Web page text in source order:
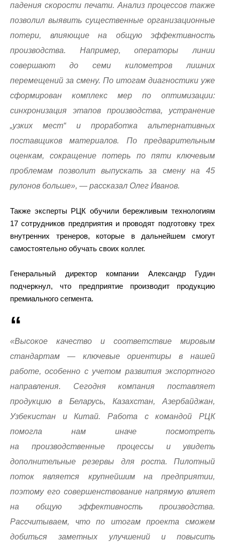
падения скорости печати. Анализ процессов также
позволил выявить существенные организационные
потери, влияющие на общую эффективность
производства. Например, операторы линии
совершают до семи километров лишних
перемещений за смену. По итогам диагностики уже
сформирован комплекс мер по оптимизации:
синхронизация этапов производства, устранение
„узких мест“ и проработка альтернативных
поставщиков материалов. По предварительным
оценкам, сокращение потерь по пяти ключевым
проблемам позволит выпускать за смену на 45
рулонов больше», — рассказал Олег Иванов.
Также эксперты РЦК обучили бережливым технологиям
17 сотрудников предприятия и проводят подготовку трех
внутренних тренеров, которые в дальнейшем смогут
самостоятельно обучать своих коллег.
Генеральный директор компании Александр Гудин
подчеркнул, что предприятие производит продукцию
премиального сегмента.
«Высокое качество и соответствие мировым
стандартам — ключевые ориентиры в нашей
работе, особенно с учетом развития экспортного
направления. Сегодня компания поставляет
продукцию в Беларусь, Казахстан, Азербайджан,
Узбекистан и Китай. Работа с командой РЦК
помогла нам иначе посмотреть
на производственные процессы и увидеть
дополнительные резервы для роста. Пилотный
поток является крупнейшим на предприятии,
поэтому его совершенствование напрямую влияет
на общую эффективность производства.
Рассчитываем, что по итогам проекта сможем
добиться заметных улучшений и повысить